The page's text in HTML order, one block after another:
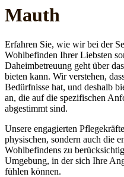
Mauth
Erfahren Sie, wie wir bei der
Wohlbefinden Ihrer Liebsten
Daheimbetreuung geht über
bieten kann. Wir verstehen,
Bedürfnisse hat, und deshalb
an, die auf die spezifischen
abgestimmt sind.
Unsere engagierten
physischen, sondern auch die
Wohlbefindens zu
Umgebung, in der sich Ihre
fühlen können.